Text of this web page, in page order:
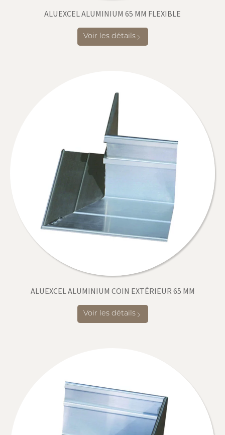
ALUEXCEL ALUMINIUM 65 MM FLEXIBLE
Voir les détails
ALUEXCEL ALUMINIUM COIN EXTÉRIEUR 65 MM
Voir les détails